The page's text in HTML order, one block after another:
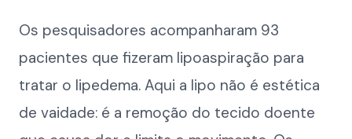
Os pesquisadores acompanharam 93
pacientes que fizeram lipoaspiração para
tratar o lipedema. Aqui a lipo não é estética
de vaidade: é a remoção do tecido doente